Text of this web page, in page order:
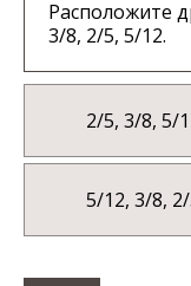
Расположите
3/8, 2/5, 5/12.
2/5, 3/8, 5/
5/12, 3/8,